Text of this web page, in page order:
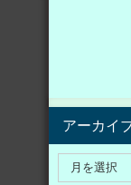
アーカイ